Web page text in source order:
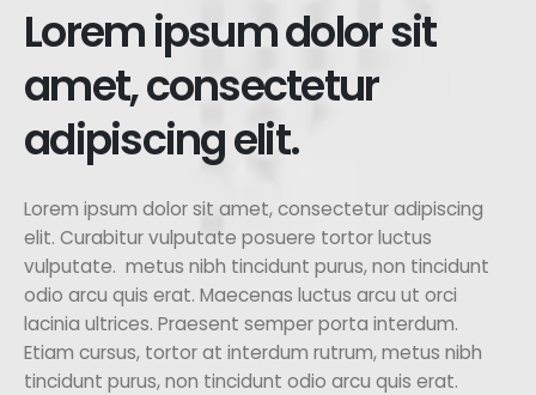
Lorem ipsum dolor sit
amet, consectetur
adipiscing elit.
Lorem ipsum dolor sit amet, consectetur adipiscing
elit. Curabitur vulputate posuere tortor luctus
vulputate. metus nibh tincidunt purus, non tincidunt
odio arcu quis erat. Maecenas luctus arcu ut orci
lacinia ultrices. Praesent semper porta interdum.
Etiam cursus, tortor at interdum rutrum, metus nibh
tincidunt purus, non tincidunt odio arcu quis erat.